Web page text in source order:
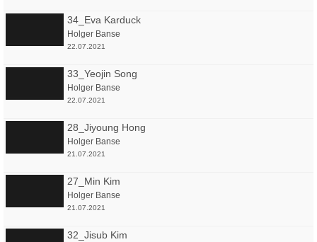
34_Eva Karduck
Holger Banse
22.07.2021
33_Yeojin Song
Holger Banse
22.07.2021
28_Jiyoung Hong
Holger Banse
21.07.2021
27_Min Kim
Holger Banse
21.07.2021
32_Jisub Kim